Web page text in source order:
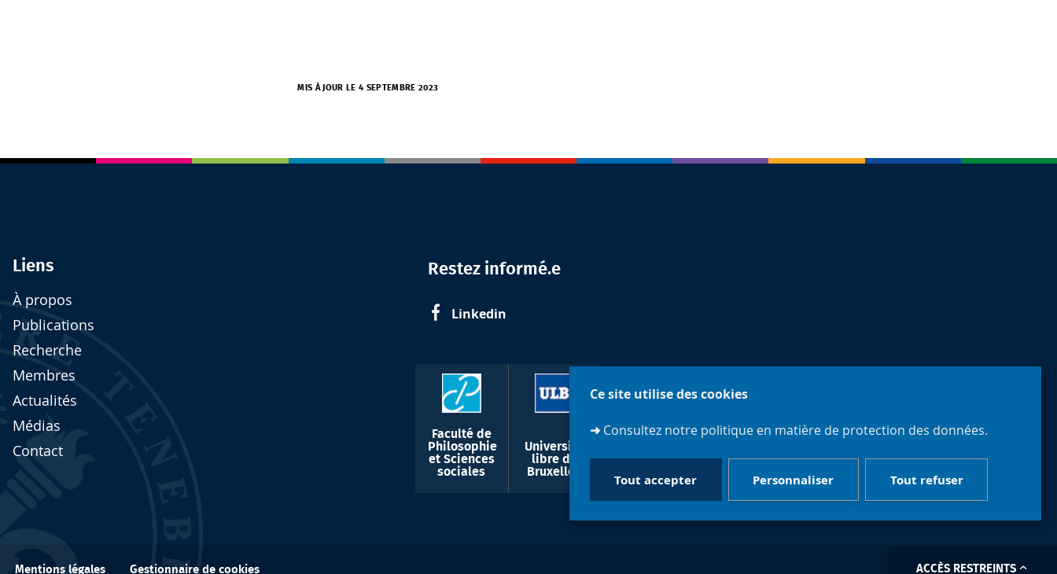
Ce site utilise des cookies
➜ Consultez notre politique en matière de protection des données.
Tout accepter Tout refuser
Personnaliser
MIS À JOUR LE 4 SEPTEMBRE 2023
Liens
À propos
Publications
Recherche
Membres
Actualités
Médias
Contact
Restez informé.e
Linkedin
Faculté de
Philosophie
et Sciences
sociales
Université
libre de
Bruxelles
Mentions légales Gestionnaire de cookies ACCÈS RESTREINTS